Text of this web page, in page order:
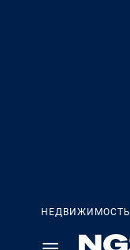
НЕДВИЖИМОСТЬ